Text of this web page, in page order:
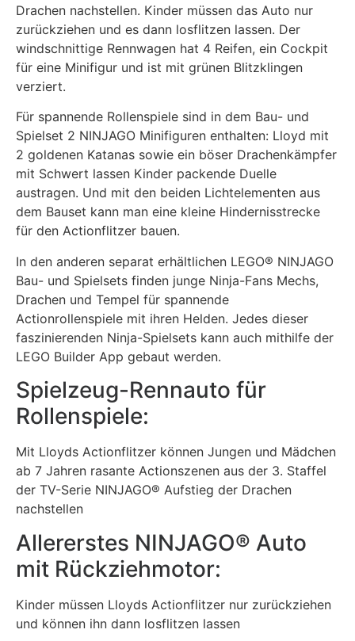
Drachen nachstellen. Kinder müssen das Auto nur
zurückziehen und es dann losflitzen lassen. Der
windschnittige Rennwagen hat 4 Reifen, ein Cockpit
für eine Minifigur und ist mit grünen Blitzklingen
verziert.
Für spannende Rollenspiele sind in dem Bau- und
Spielset 2 NINJAGO Minifiguren enthalten: Lloyd mit
2 goldenen Katanas sowie ein böser Drachenkämpfer
mit Schwert lassen Kinder packende Duelle
austragen. Und mit den beiden Lichtelementen aus
dem Bauset kann man eine kleine Hindernisstrecke
für den Actionflitzer bauen.
In den anderen separat erhältlichen LEGO® NINJAGO
Bau- und Spielsets finden junge Ninja-Fans Mechs,
Drachen und Tempel für spannende
Actionrollenspiele mit ihren Helden. Jedes dieser
faszinierenden Ninja-Spielsets kann auch mithilfe der
LEGO Builder App gebaut werden.
Spielzeug-Rennauto für
Rollenspiele:
Mit Lloyds Actionflitzer können Jungen und Mädchen
ab 7 Jahren rasante Actionszenen aus der 3. Staffel
der TV-Serie NINJAGO® Aufstieg der Drachen
nachstellen
Allererstes NINJAGO® Auto
mit Rückziehmotor:
Kinder müssen Lloyds Actionflitzer nur zurückziehen
und können ihn dann losflitzen lassen